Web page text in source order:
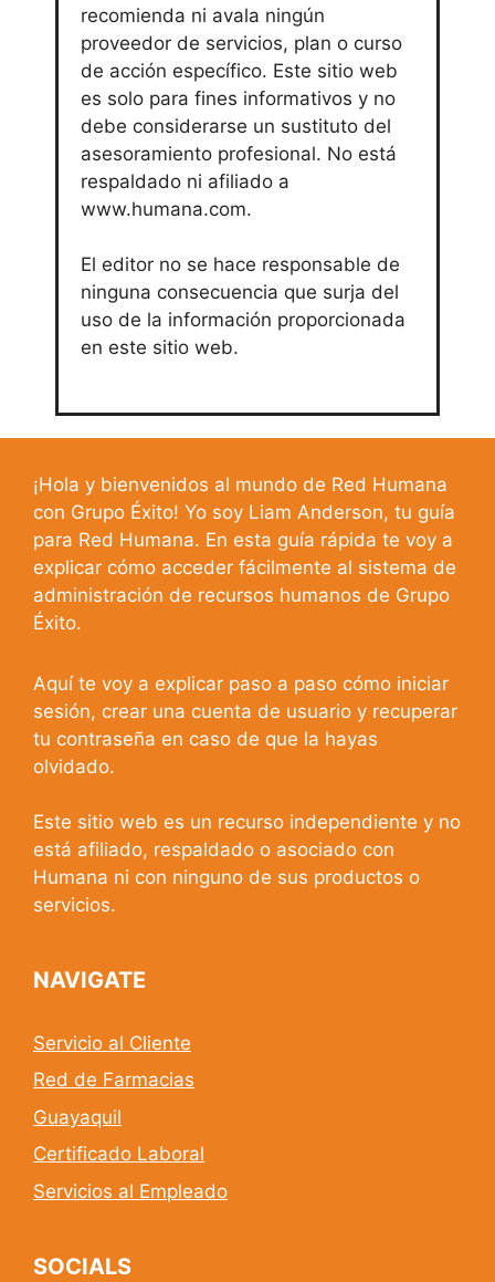
recomienda ni avala ningún
proveedor de servicios, plan o curso
de acción específico. Este sitio web
es solo para fines informativos y no
debe considerarse un sustituto del
asesoramiento profesional. No está
respaldado ni afiliado a
www.humana.com.
El editor no se hace responsable de
ninguna consecuencia que surja del
uso de la información proporcionada
en este sitio web.
¡Hola y bienvenidos al mundo de Red Humana
con Grupo Éxito! Yo soy Liam Anderson, tu guía
para Red Humana. En esta guía rápida te voy a
explicar cómo acceder fácilmente al sistema de
administración de recursos humanos de Grupo
Éxito.
Aquí te voy a explicar paso a paso cómo iniciar
sesión, crear una cuenta de usuario y recuperar
tu contraseña en caso de que la hayas
olvidado.
Este sitio web es un recurso independiente y no
está afiliado, respaldado o asociado con
Humana ni con ninguno de sus productos o
servicios.
NAVIGATE
Servicio al Cliente
Red de Farmacias
Guayaquil
Certificado Laboral
Servicios al Empleado
SOCIALS